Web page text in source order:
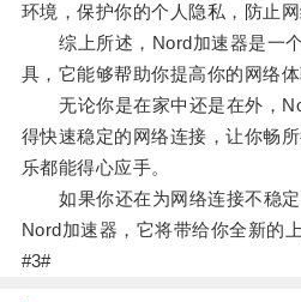
环境，保护你的个人隐私，防止网
综上所述，Nord加速器是一个
具，它能够帮助你提高你的网络体
无论你是在家中还是在外，
得快速稳定的网络连接，让你畅
乐都能得心应手。
如果你还在为网络连接不稳定
Nord加速器，它将带给你全新的
#3#